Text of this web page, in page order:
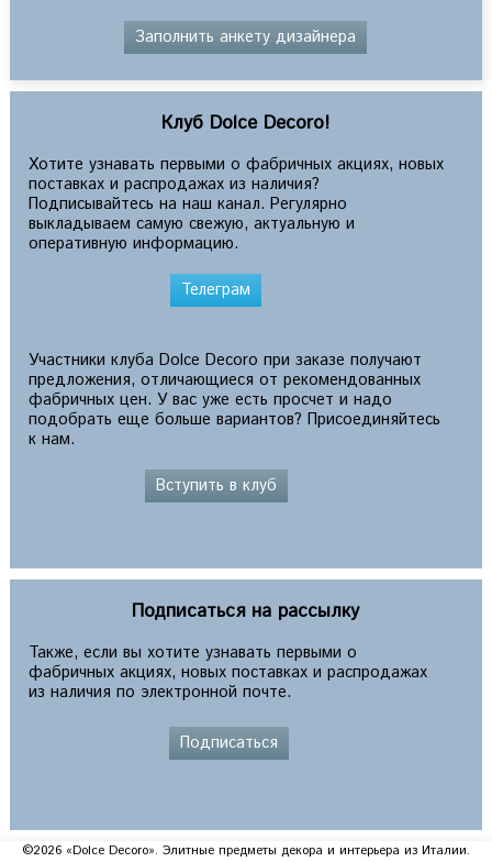
Заполнить анкету дизайнера
Клуб Dolce Decoro!
Хотите узнавать первыми о фабричных акциях, новых
поставках и распродажах из наличия?
Подписывайтесь на наш канал. Регулярно
выкладываем самую свежую, актуальную и
оперативную информацию.
Телеграм
Участники клуба Dolce Decoro при заказе получают
предложения, отличающиеся от рекомендованных
фабричных цен. У вас уже есть просчет и надо
подобрать еще больше вариантов? Присоединяйтесь
к нам.
Вступить в клуб
Подписаться на рассылку
Также, если вы хотите узнавать первыми о
фабричных акциях, новых поставках и распродажах
из наличия по электронной почте.
Подписаться
©2026 «Dolce Decoro». Элитные предметы декора и интерьера из Италии.